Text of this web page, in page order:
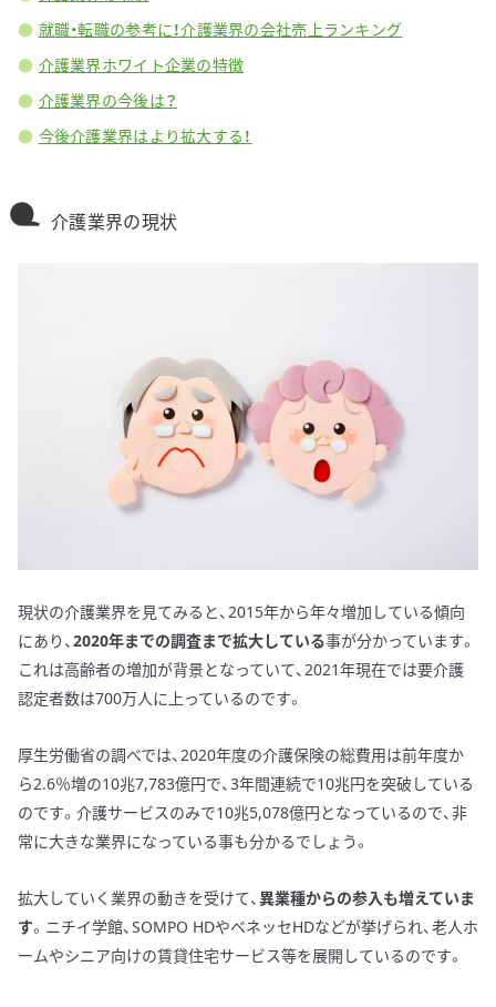
就職・転職の参考に！介護業界の会社売上ランキング
介護業界ホワイト企業の特徴
介護業界の今後は？
今後介護業界はより拡大する！
介護業界の現状
現状の介護業界を見てみると、2015年から年々増加している傾向
にあり、2020年までの調査まで拡大している事が分かっています。
これは高齢者の増加が背景となっていて、2021年現在では要介護
認定者数は700万人に上っているのです。
厚生労働省の調べでは、2020年度の介護保険の総費用は前年度か
ら2.6％増の10兆7,783億円で、3年間連続で10兆円を突破している
のです。介護サービスのみで10兆5,078億円となっているので、非
常に大きな業界になっている事も分かるでしょう。
拡大していく業界の動きを受けて、異業種からの参入も増えていま
す。ニチイ学館、SOMPO HDやベネッセHDなどが挙げられ、老人ホ
ームやシニア向けの賃貸住宅サービス等を展開しているのです。